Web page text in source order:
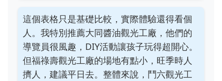
這個表格只是基礎比較，實際體驗還得看個
人。我特別推薦大同醬油觀光工廠，他們的
導覽員很風趣，DIY活動讓孩子玩得超開心。
但福祿壽觀光工廠的場地有點小，旺季時人
擠人，建議平日去。整體來說，鬥六觀光工